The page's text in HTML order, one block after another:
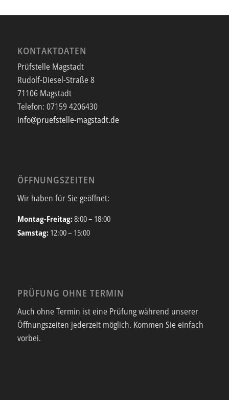
KONTAKTDATEN
Prüfstelle Magstadt
Rudolf-Diesel-Straße 8
71106 Magstadt
Telefon: 07159 4206430
info@pruefstelle-magstadt.de
ÖFFNUNGSZEITEN
Wir haben für Sie geöffnet:
Montag-Freitag:8:00 – 18:00
Samstag: 12:00 – 15:00
PRÜFUNG OHNE TERMIN
Auch ohne Termin ist eine Prüfung während unserer
Öffnungszeiten jederzeit möglich. Kommen Sie einfach
vorbei.